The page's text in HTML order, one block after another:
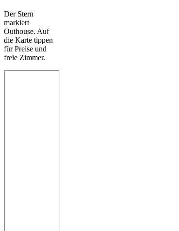
Der Stern
markiert
Outhouse. Auf
die Karte tippen
für Preise und
freie Zimmer.